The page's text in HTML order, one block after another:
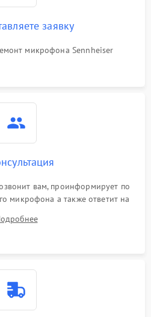
заявку
микрофона Sennheiser
вам, проинформирует по
микрофона а также ответит на